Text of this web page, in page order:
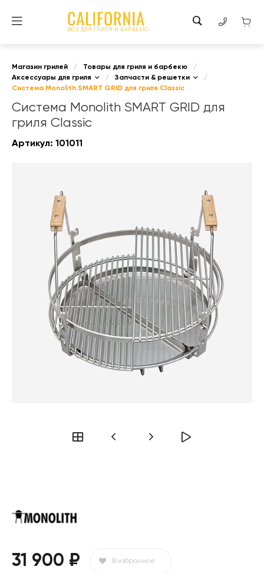
ВСЕ ДЛЯ ГРИЛЯ И БАРБЕКЮ
Магазин грилей / Товары для гриля и барбекю
/
Аксессуары для гриля
/ Запчасти & решетки
/
Система Monolith SMART GRID для гриля Classic
Система Monolith SMART GRID для
гриля Classic
Артикул: 101011
31 900 ₽ В избранное